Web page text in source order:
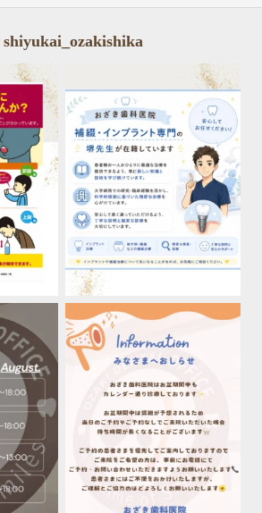
shiyukai_ozakishika